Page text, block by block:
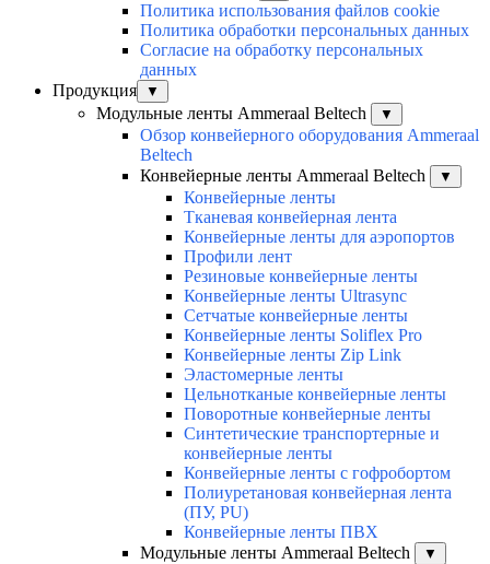
Политика использования файлов cookie
Политика обработки персональных данных
Согласие на обработку персональных
данных
Продукция
▼
Модульные ленты Ammeraal Beltech ▼
Обзор конвейерного оборудования Ammeraal
Beltech
Конвейерные ленты Ammeraal Beltech
▼
Конвейерные ленты
Тканевая конвейерная лента
Конвейерные ленты для аэропортов
Профили лент
Резиновые конвейерные ленты
Конвейерные ленты Ultrasync
Сетчатые конвейерные ленты
Конвейерные ленты Soliflex Pro
Конвейерные ленты Zip Link
Эластомерные ленты
Цельнотканые конвейерные ленты
Поворотные конвейерные ленты
Синтетические транспортерные и
конвейерные ленты
Конвейерные ленты с гофробортом
Полиуретановая конвейерная лента
(ПУ, PU)
Конвейерные ленты ПВХ
Модульные ленты Ammeraal Beltech
▼